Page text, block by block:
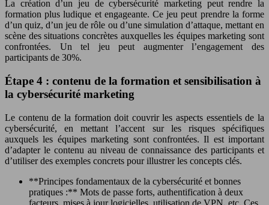
La création d’un jeu de cybersécurité marketing peut rendre la
formation plus ludique et engageante. Ce jeu peut prendre la forme
d’un quiz, d’un jeu de rôle ou d’une simulation d’attaque, mettant en
scène des situations concrètes auxquelles les équipes marketing sont
confrontées. Un tel jeu peut augmenter l’engagement des
participants de 30%.
Étape 4 : contenu de la formation et sensibilisation à
la cybersécurité marketing
Le contenu de la formation doit couvrir les aspects essentiels de la
cybersécurité, en mettant l’accent sur les risques spécifiques
auxquels les équipes marketing sont confrontées. Il est important
d’adapter le contenu au niveau de connaissance des participants et
d’utiliser des exemples concrets pour illustrer les concepts clés.
**Principes fondamentaux de la cybersécurité et bonnes
pratiques :** Mots de passe forts, authentification à deux
facteurs, mises à jour logicielles, utilisation de VPN, etc. Ces